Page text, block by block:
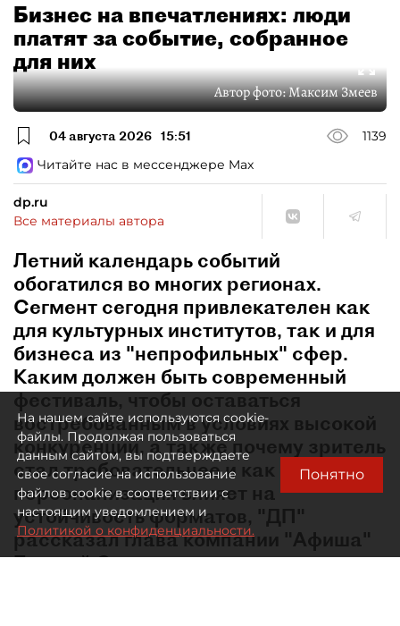
Бизнес на впечатлениях: люди
платят за событие, собранное
для них
Автор фото:Максим Змеев
04 августа 2026 15:51
1139
Читайте нас в мессенджере Max
dp.ru
Все материалы автора
Летний календарь событий
обогатился во многих регионах.
Сегмент сегодня привлекателен как
для культурных институтов, так и для
бизнеса из "непрофильных" сфер.
Каким должен быть современный
фестиваль, чтобы оставаться
востребованным в условиях высокой
конкуренции, а также почему зритель
стал требовательнее и как
персонализация влияет на
устойчивость форматов, "ДП"
рассказал глава компании "Афиша"
Евгений Сидоров.
На нашем сайте используются cookie-
файлы. Продолжая пользоваться
данным сайтом, вы подтверждаете
свое согласие на использование
файлов cookie в соответствии с
настоящим уведомлением и
Политикой о конфиденциальности.
Понятно